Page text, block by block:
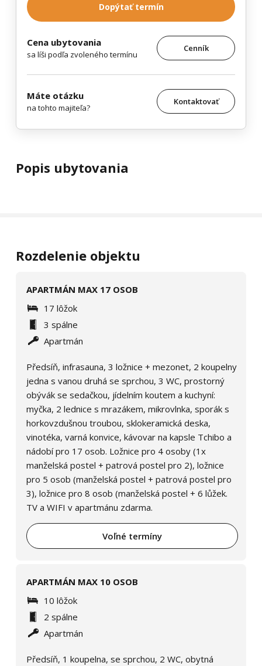
Dopýtať termín
Cena ubytovania
sa líši podľa zvoleného termínu
Cenník
Máte otázku
na tohto majiteľa?
Kontaktovať
Popis ubytovania
Rozdelenie objektu
APARTMÁN MAX 17 OSOB
17 lôžok
3 spálne
Apartmán
Předsíň, infrasauna, 3 ložnice + mezonet, 2 koupelny
jedna s vanou druhá se sprchou, 3 WC, prostorný
obývák se sedačkou, jídelním koutem a kuchyní:
myčka, 2 lednice s mrazákem, mikrovlnka, sporák s
horkovzdušnou troubou, sklokeramická deska,
vinotéka, varná konvice, kávovar na kapsle Tchibo a
nádobí pro 17 osob. Ložnice pro 4 osoby (1x
manželská postel + patrová postel pro 2), ložnice
pro 5 osob (manželská postel + patrová postel pro
3), ložnice pro 8 osob (manželská postel + 6 lůžek.
TV a WIFI v apartmánu zdarma.
Voľné termíny
APARTMÁN MAX 10 OSOB
10 lôžok
2 spálne
Apartmán
Předsíň, 1 koupelna, se sprchou, 2 WC, obytná